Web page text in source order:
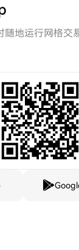
随地运行网格交